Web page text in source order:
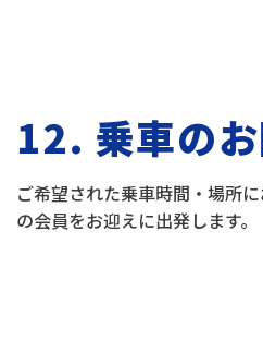
12. 乗車の
ご希望された乗車時間・場所
の会員をお迎えに出発します。